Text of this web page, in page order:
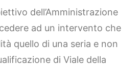
dell’Amministrazione
ad un intervento che
quello di una seria e non
di Viale della